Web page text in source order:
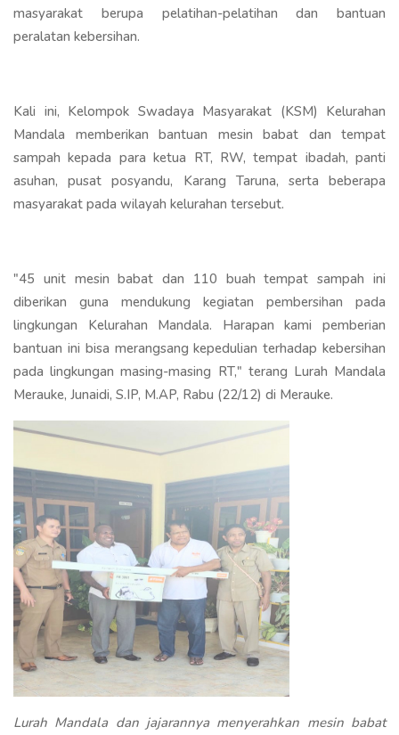
masyarakat berupa pelatihan-pelatihan dan bantuan
peralatan kebersihan.
Kali ini, Kelompok Swadaya Masyarakat (KSM) Kelurahan
Mandala memberikan bantuan mesin babat dan tempat
sampah kepada para ketua RT, RW, tempat ibadah, panti
asuhan, pusat posyandu, Karang Taruna, serta beberapa
masyarakat pada wilayah kelurahan tersebut.
"45 unit mesin babat dan 110 buah tempat sampah ini
diberikan guna mendukung kegiatan pembersihan pada
lingkungan Kelurahan Mandala. Harapan kami pemberian
bantuan ini bisa merangsang kepedulian terhadap kebersihan
pada lingkungan masing-masing RT," terang Lurah Mandala
Merauke, Junaidi, S.IP, M.AP, Rabu (22/12) di Merauke.
Lurah Mandala dan jajarannya menyerahkan mesin babat